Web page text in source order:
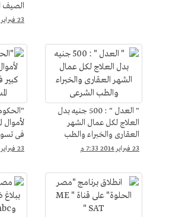
الصيف
العالم
23 فبراير 2014 8:05 م
" العدل " : 500 جنيه بدل
العلاج لكل عمال الشهر
العقارى والخبراء والطب
الشرعى
23 فبراير 2014 7:33 م
لأموال
فى
23 فبراير 2014 7:33 م